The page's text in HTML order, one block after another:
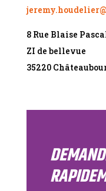
8 Rue Blaise
ZI de bellevue
35220